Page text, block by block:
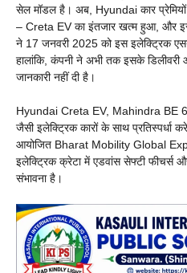
सेल मॉडल है। अब, Hyundai कार
– Creta EV का इंतजार खत्म हुआ, और
ने 17 जनवरी 2025 को इस इलेक्ट्रिक
हालांकि, कंपनी ने अभी तक इसके डिलीवरी
जानकारी नहीं दी है।
Hyundai Creta EV, Mahindra BE
जैसी इलेक्ट्रिक कारों के साथ प्रतिस्पर्धा
आयोजित Bharat Mobility Global
इलेक्ट्रिक क्रेटा में एडवांस सेफ्टी फीचर्स
संभावना है।